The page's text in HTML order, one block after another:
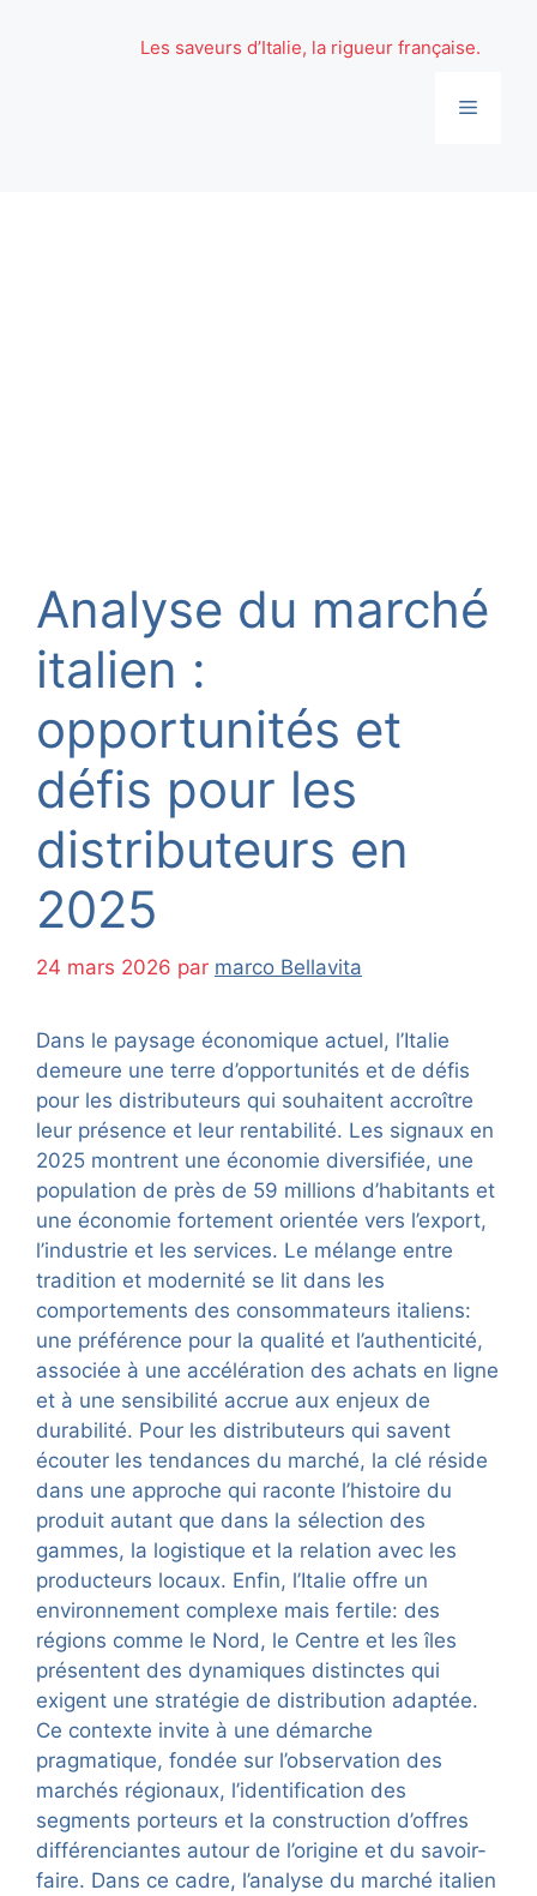
Les saveurs d’Italie, la rigueur française.
Menu
Analyse du marché
italien :
opportunités et
défis pour les
distributeurs en
2025
24 mars 2026 par marco Bellavita
Dans le paysage économique actuel, l’Italie
demeure une terre d’opportunités et de défis
pour les distributeurs qui souhaitent accroître
leur présence et leur rentabilité. Les signaux en
2025 montrent une économie diversifiée, une
population de près de 59 millions d’habitants et
une économie fortement orientée vers l’export,
l’industrie et les services. Le mélange entre
tradition et modernité se lit dans les
comportements des consommateurs italiens:
une préférence pour la qualité et l’authenticité,
associée à une accélération des achats en ligne
et à une sensibilité accrue aux enjeux de
durabilité. Pour les distributeurs qui savent
écouter les tendances du marché, la clé réside
dans une approche qui raconte l’histoire du
produit autant que dans la sélection des
gammes, la logistique et la relation avec les
producteurs locaux. Enfin, l’Italie offre un
environnement complexe mais fertile: des
régions comme le Nord, le Centre et les îles
présentent des dynamiques distinctes qui
exigent une stratégie de distribution adaptée.
Ce contexte invite à une démarche
pragmatique, fondée sur l’observation des
marchés régionaux, l’identification des
segments porteurs et la construction d’offres
différenciantes autour de l’origine et du savoir-
faire. Dans ce cadre, l’analyse du marché italien